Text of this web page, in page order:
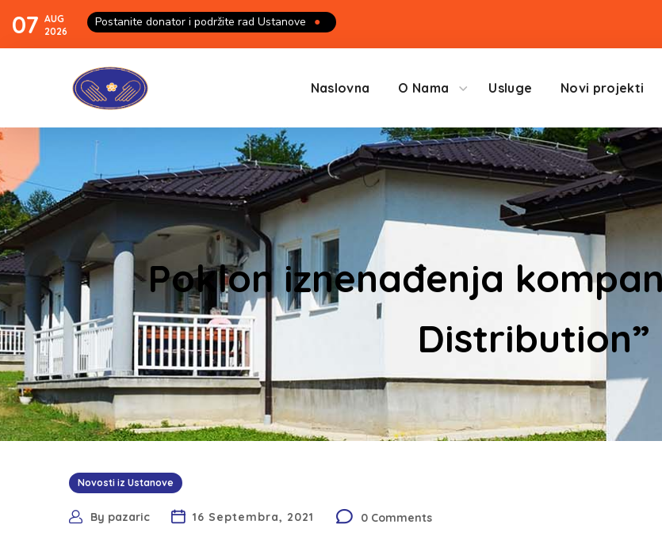
07 AUG
2026
Postanite donator i podržite rad Ustanove ●
Naslovna O Nama Usluge Novi projekti
Poklon iznenađenja
Distribution”
Novosti iz Ustanove
By pazaric 16 Septembra, 2021 0 Comments